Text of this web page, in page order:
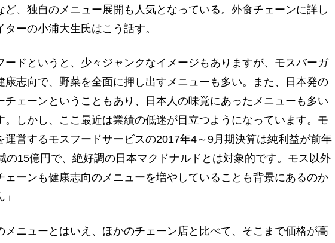
ど、独自のメニュー展開も人気となっている。外食チェーンに詳し
ターの小浦大生氏はこう話す。
ードというと、少々ジャンクなイメージもありますが、モスバーガ
康志向で、野菜を全面に押し出すメニューも多い。また、日本発の
チェーンということもあり、日本人の味覚にあったメニューも多い
。しかし、ここ最近は業績の低迷が目立つようになっています。モ
運営するモスフードサービスの2017年4～9月期決算は純利益が前年
の15億円で、絶好調の日本マクドナルドとは対象的です。モス以外
ェーンも健康志向のメニューを増やしていることも背景にあるのか
ニューとはいえ、ほかのチェーン店と比べて、そこまで価格が高